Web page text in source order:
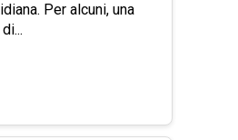
Per alcuni, una